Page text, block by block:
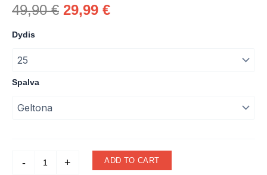
49,90€ Original
29,99 €Current
Dydis
Spalva
-
Vaikiškos
šlepetės
+ ADD TO CART